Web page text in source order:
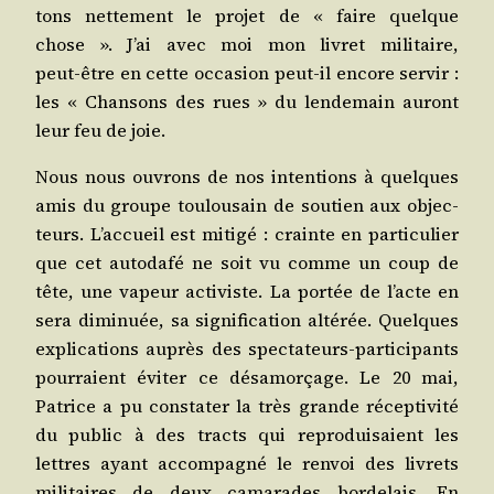
tons net­te­ment le pro­jet de « faire quelque
chose ». J’ai avec moi mon livret mili­taire,
peut‑être en cette occa­sion peut‑il encore ser­vir :
les « Chan­sons des rues » du len­de­main auront
leur feu de joie.
Nous nous ouvrons de nos inten­tions à quelques
amis du groupe tou­lou­sain de sou­tien aux objec­
teurs. L’accueil est miti­gé : crainte en par­ti­cu­lier
que cet auto­da­fé ne soit vu comme un coup de
tête, une vapeur acti­viste. La por­tée de l’acte en
sera dimi­nuée, sa signi­fication alté­rée. Quelques
expli­ca­tions auprès des spectateurs‑parti­cipants
pour­raient évi­ter ce désa­mor­çage. Le 20 mai,
Patrice a pu consta­ter la très grande récep­ti­vi­té
du public à des tracts qui repro­dui­saient les
lettres ayant accom­pa­gné le ren­voi des livrets